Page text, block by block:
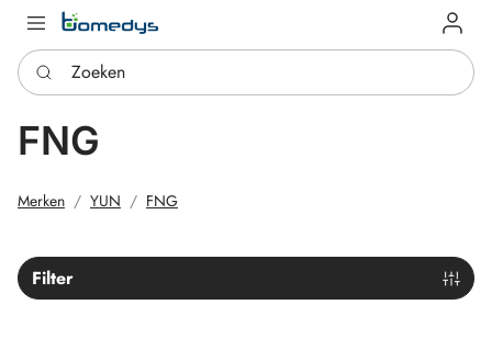
Log in
Zoeken
FNG
Merken YUN FNG
Filter